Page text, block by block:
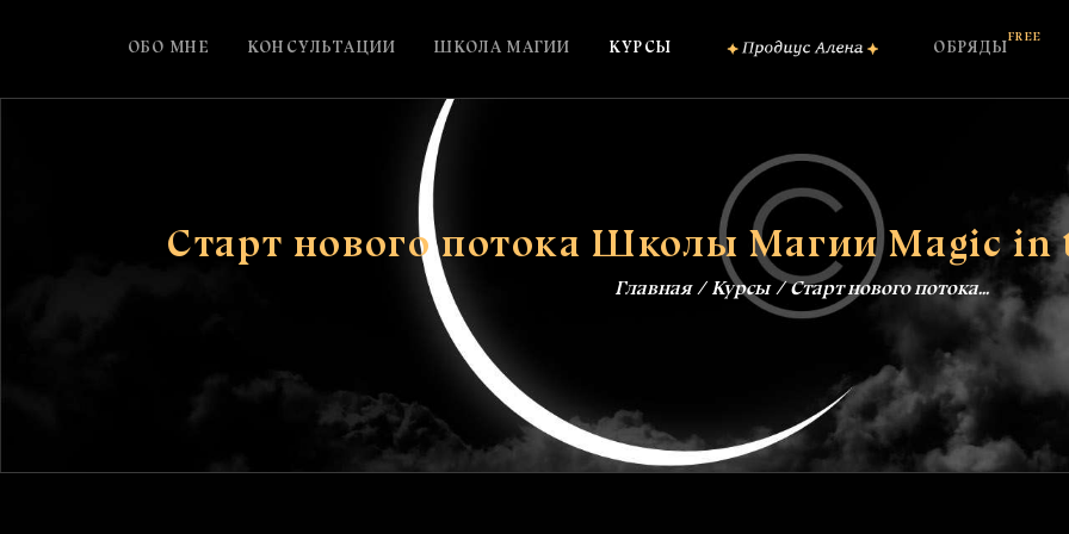
ОБО МНЕ КОНСУЛЬТАЦИИ ШКОЛА МАГИИ КУРСЫ ОБРЯДЫ
FREE
Старт нового потока Школы Магии Magic in
Главная Курсы Старт нового потока...
КОНСУЛЬТАЦИИ
ШКОЛА МАГИИ
ОБРЯДЫFREE
БЛОГ
КОНТАКТЫ